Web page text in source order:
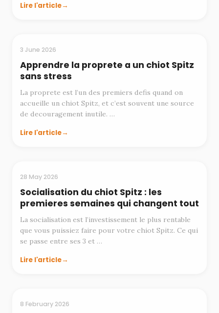
Lire l'article
EDUCATION
3 June 2026
Apprendre la proprete a un chiot Spitz
sans stress
La proprete est l’un des premiers defis quand on
accueille un chiot Spitz, et c’est souvent une source
de decouragement inutile. …
Lire l'article
EDUCATION
28 May 2026
Socialisation du chiot Spitz : les
premieres semaines qui changent tout
La socialisation est l’investissement le plus rentable
que vous puissiez faire pour votre chiot Spitz. Ce qui
se passe entre ses 3 et …
Lire l'article
ELEVAGE
8 February 2026